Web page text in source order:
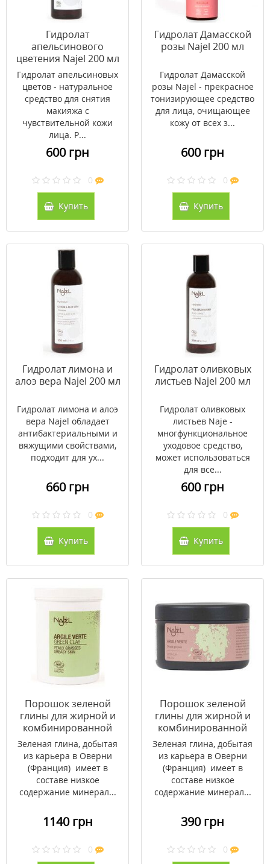
Гидролат
апельсинового
цветения Najel 200 мл
Гидролат апельсиновых
цветов - натуральное
средство для снятия
макияжа с
чувствительной кожи
лица. Р...
600 грн
0
Купить
Гидролат Дамасской
розы Najel 200 мл
Гидролат Дамасской
розы Najel - прекрасное
тонизирующее средство
для лица, очищающее
кожу от всех з...
600 грн
0
Купить
Гидролат лимона и
алоэ вера Najel 200 мл
Гидролат лимона и алоэ
вера Najel обладает
антибактериальными и
вяжущими свойствами,
подходит для ух...
660 грн
0
Купить
Гидролат оливковых
листьев Najel 200 мл
Гидролат оливковых
листьев Naje -
многфункциональное
уходовое средство,
может использоваться
для все...
600 грн
0
Купить
Порошок зеленой
глины для жирной и
комбинированной
кожи Najel 1 кг
Зеленая глина, добытая
из карьера в Оверни
(Франция) имеет в
составе низкое
содержание минерал...
1140 грн
0
Порошок зеленой
глины для жирной и
комбинированной
кожи Najel 150 г
Зеленая глина, добытая
из карьера в Оверни
(Франция) имеет в
составе низкое
содержание минерал...
390 грн
0